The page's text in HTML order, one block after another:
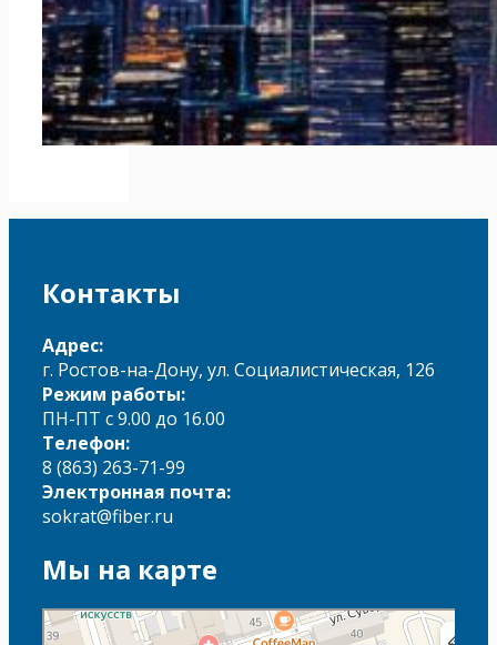
Контакты
Адрес:
г. Ростов-на-Дону, ул. Социалистическая, 126
Режим работы:
ПН-ПТ с 9.00 до 16.00
Телефон:
8 (863) 263-71-99
Электронная почта:
sokrat@fiber.ru
Мы на карте
Сократ
Колледж в Ростове‑на‑Дону